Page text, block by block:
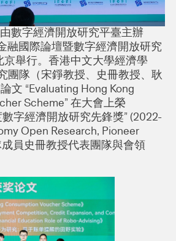
數字經濟開放研究平臺主辦
融國際論壇暨數字經濟開放研究
京舉行。香港中文大學經濟學
團隊（宋錚教授、史冊教授、耿
文 “Evaluating Hong Kong
Scheme” 在大會上榮
字經濟開放研究先鋒獎” (2022-
Open Research, Pioneer
員史冊教授代表團隊與會領